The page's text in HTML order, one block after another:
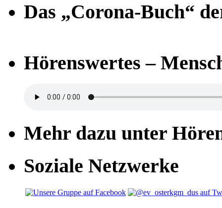
Das „Corona-Buch“
Hörenswertes –
Mehr dazu unter
Soziale Netzwerke